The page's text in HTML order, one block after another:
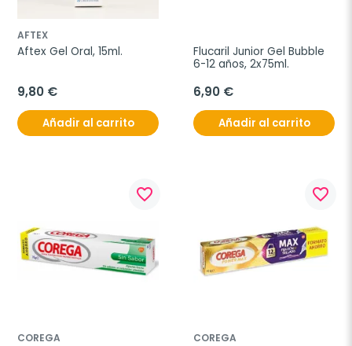
AFTEX
Aftex Gel Oral, 15ml.
9,80 €
Añadir al carrito
Flucaril Junior Gel Bubble
6-12 años, 2x75ml.
6,90 €
Añadir al carrito
favorite_border
COREGA
favorite_border
COREGA